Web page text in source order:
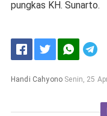
pungkas KH. Sunarto.
Handi Cahyono Senin, 25